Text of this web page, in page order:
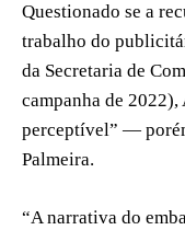
Questionado se a
trabalho do
da Secretaria de
campanha de
perceptível” —
Palmeira.
“A narrativa do